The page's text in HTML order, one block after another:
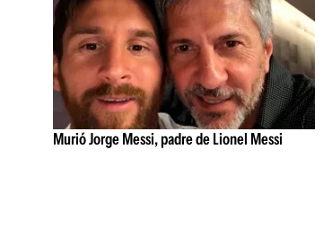
Murió Jorge Messi, padre de Lionel Messi